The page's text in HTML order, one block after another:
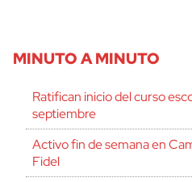
MINUTO A MINUTO
Ratifican inicio del curso
septiembre
Activo fin de semana en
Fidel